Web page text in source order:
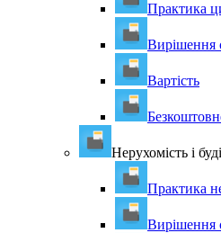
Практика
Вирішення
Вартість
Нерухомість і
Практика
Вирішення